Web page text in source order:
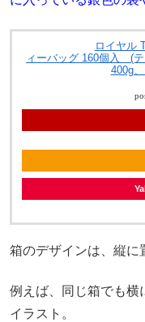
ロイヤル
ィーバッグ 160個入 (
400g
箱のデザインは、縦に
例えば、同じ箱でも横
イラスト。